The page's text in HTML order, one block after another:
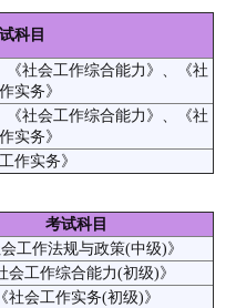
科目
《社会工作综合能力》、《社
实务》
《社会工作综合能力》、《社
实务》
作实务》
考试科目
会工作法规与政策(中级)》
会工作综合能力(初级)》
《社会工作实务(初级)》